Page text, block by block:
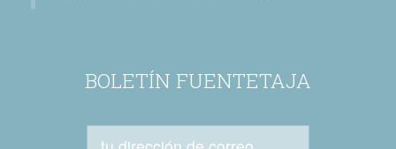
BOLETÍN FUENTETAJA